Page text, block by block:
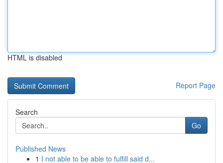
HTML is disabled
Report Page
Search
Go
Published News
1 I not able to be able to fulfill said d...